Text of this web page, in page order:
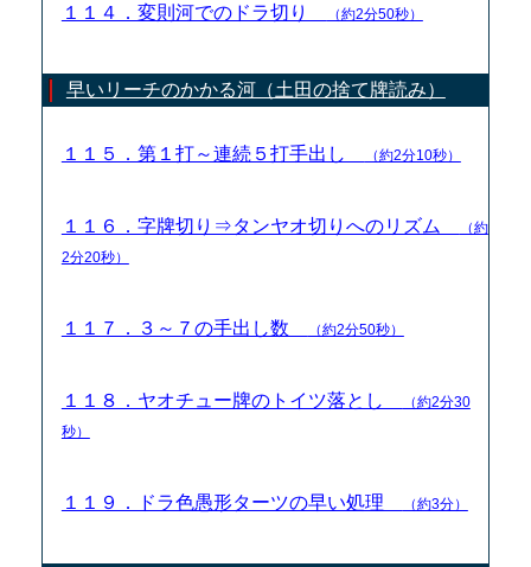
１１４．変則河でのドラ切り （約2分50秒）
早いリーチのかかる河（土田の捨て牌読み）
１１５．第１打～連続５打手出し （約2分10秒）
１１６．字牌切り⇒タンヤオ切りへのリズム
（約
2分20秒）
１１７．３～７の手出し数 （約2分50秒）
１１８．ヤオチュー牌のトイツ落とし
（約2分30
秒）
１１９．ドラ色愚形ターツの早い処理 （約3分）